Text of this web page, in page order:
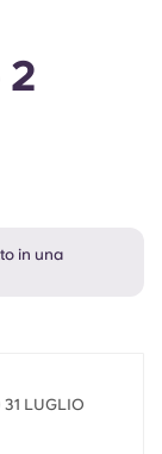
2
in una
LUGLIO